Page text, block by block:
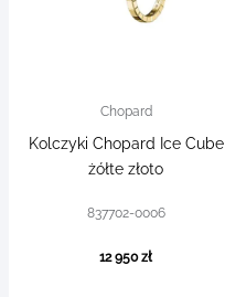
Chopard
Kolczyki Chopard Ice Cube
żółte złoto
837702-0006
12 950 zł